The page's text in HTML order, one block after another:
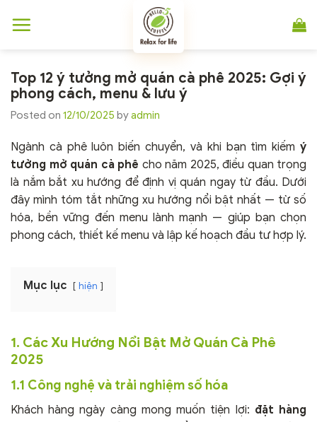
đến
Top 12 ý tưởng mở quán cà phê 2025: Gợi ý
phong cách, menu & lưu ý
Posted on 12/10/2025 byadmin
Ngành cà phê luôn biến chuyển, và khi bạn tìm kiếm ý
tưởng mở quán cà phê cho năm 2025, điều quan trọng
là nắm bắt xu hướng để định vị quán ngay từ đầu. Dưới
đây mình tóm tắt những xu hướng nổi bật nhất — từ số
hóa, bền vững đến menu lành mạnh — giúp bạn chọn
phong cách, thiết kế menu và lập kế hoạch đầu tư hợp lý.
Mục lục hiện
1. Các Xu Hướng Nổi Bật Mở Quán Cà Phê
2025
1.1 Công nghệ và trải nghiệm số hóa
Khách hàng ngày càng mong muốn tiện lợi: đặt hàng